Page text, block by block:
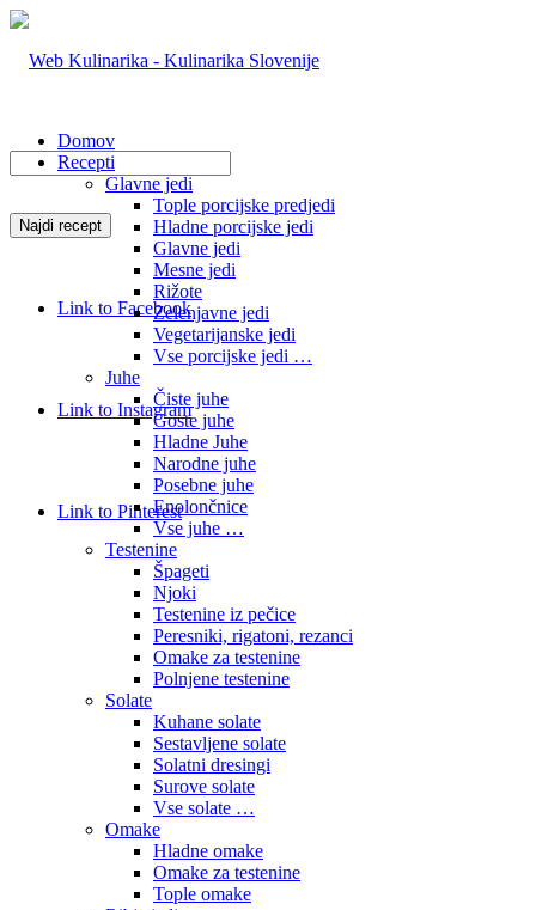
Link to Facebook
Link to Instagram
Link to Pinterest
Domov
Recepti
Glavne jedi
Tople porcijske predjedi
Hladne porcijske jedi
Glavne jedi
Mesne jedi
Rižote
Zelenjavne jedi
Vegetarijanske jedi
Vse porcijske jedi …
Juhe
Čiste juhe
Goste juhe
Hladne Juhe
Narodne juhe
Posebne juhe
Enolončnice
Vse juhe …
Testenine
Špageti
Njoki
Testenine iz pečice
Peresniki, rigatoni, rezanci
Omake za testenine
Polnjene testenine
Solate
Kuhane solate
Sestavljene solate
Solatni dresingi
Surove solate
Vse solate …
Omake
Hladne omake
Omake za testenine
Tople omake